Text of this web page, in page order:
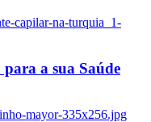
capilar-na-turquia_1-
a sua Saúde
mayor-335x256.jpg